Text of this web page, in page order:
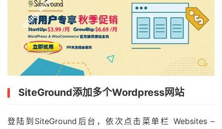
SiteGround添加多个Wordpress网站
登陆到SiteGround后台，依次点击菜单栏 Websites –